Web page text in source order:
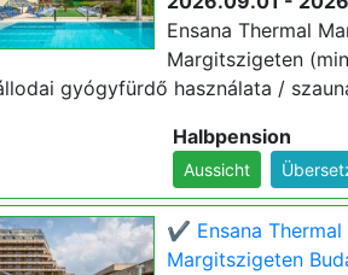
Ensana Thermal
Margitszigeten
gyógyfürdő használata /
Halbpension
Aussicht
✔️ Ensana Thermal
Margitszigeten